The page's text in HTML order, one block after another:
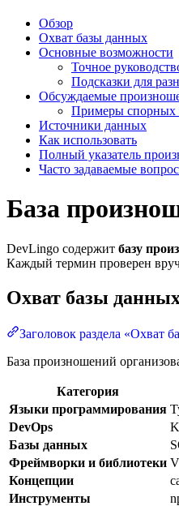
Обзор
Охват базы данных
Основные возможности
Точное
Подсказки для
Обсуждаемые
Примеры спорных
Источники данных
Как использовать
Полный указатель
Часто задаваемые
База
DevLingo содержит базу
Каждый термин проверен
Охват базы
Заголовок раздела «Охват
База произношений
Категория
Языки программирования
DevOps
Базы данных
Фреймворки и библиотеки
Концепции
Инструменты